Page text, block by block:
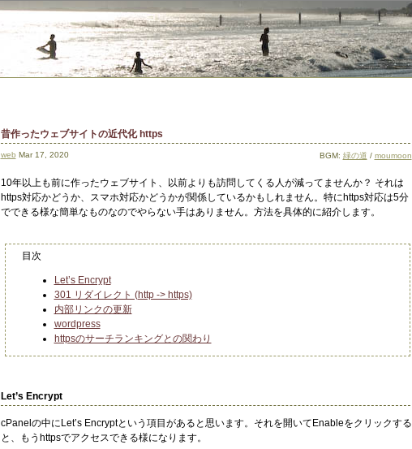
昔作ったウェブサイトの近代化 https
web Mar 17, 2020 BGM: 緑の道 / moumoon
10年以上も前に作ったウェブサイト、以前よりも訪問してくる人が減ってませんか？ それは
https対応かどうか、スマホ対応かどうかが関係しているかもしれません。特にhttps対応は5分
でできる様な簡単なものなのでやらない手はありません。方法を具体的に紹介します。
目次
Let’s Encrypt
301 リダイレクト (http -> https)
内部リンクの更新
wordpress
httpsのサーチランキングとの関わり
Let’s Encrypt
cPanelの中にLet’s Encryptという項目があると思います。それを開いてEnableをクリックする
と、もうhttpsでアクセスできる様になります。